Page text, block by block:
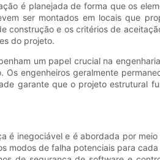
é planejada de forma que os
ser montados em locais que
construção e os critérios de
do projeto.
um papel crucial na
engenheiros geralmente
garante que o projeto estrutural
é inegociável e é abordada por
modos de falha potenciais para